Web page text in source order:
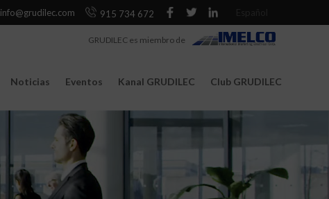
info@grudilec.com 915 734 672
Noticias Eventos Kanal GRUDILEC Club GRUDILEC
GRUDILEC es miembro de